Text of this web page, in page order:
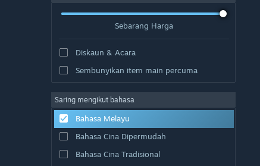
Sebarang Harga
Diskaun & Acara
Sembunyikan item main percuma
Saring mengikut bahasa
Bahasa Melayu
Bahasa Cina Dipermudah
Bahasa Cina Tradisional